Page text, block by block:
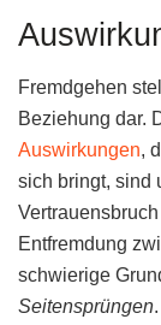
Fremdgehen
Beziehung dar.
Auswirkungen,
sich bringt, sind
Entfremdung
schwierige
Seitensprüngen.